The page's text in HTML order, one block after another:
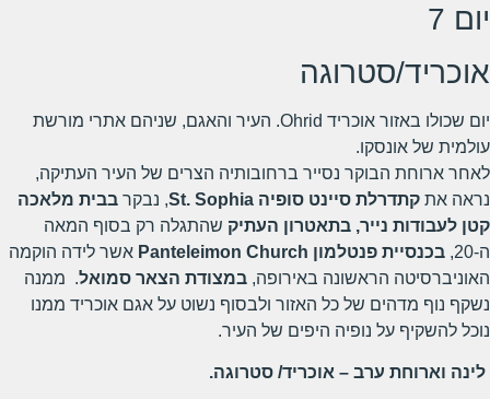
יום 7
אוכריד/סטרוגה
יום שכולו באזור אוכריד Ohrid. העיר והאגם, שניהם אתרי מורשת
עולמית של אונסקו.
לאחר ארוחת הבוקר נסייר ברחובותיה הצרים של העיר העתיקה,
נראה את קתדרלת סיינט סופיה St. Sophia, נבקר בבית מלאכה
קטן לעבודות נייר, בתאטרון העתיק שהתגלה רק בסוף המאה
ה-20,
בכנסיית פנטלמון Panteleimon Church אשר לידה הוקמה
האוניברסיטה הראשונה באירופה, במצודת הצאר סמואל. ממנה
נשקף נוף מדהים של כל האזור ולבסוף נשוט על אגם אוכריד ממנו
נוכל להשקיף על נופיה היפים של העיר.
לינה וארוחת ערב – אוכריד/ סטרוגה.